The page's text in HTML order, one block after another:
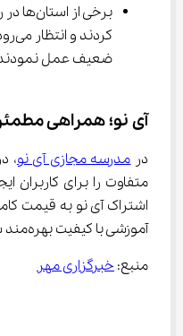
برخی
ضعیف عمل نمودند،
آی نو؛ همراهی
در مدرسه مجازی آی نو
اشتراک آی نو به قیمت
آموزشی با کیفیت بهره‌مند شوید.
منبع: خبرگزاری مهر